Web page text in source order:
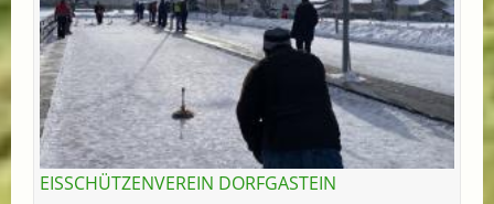
EISSCHÜTZENVEREIN DORFGASTEIN